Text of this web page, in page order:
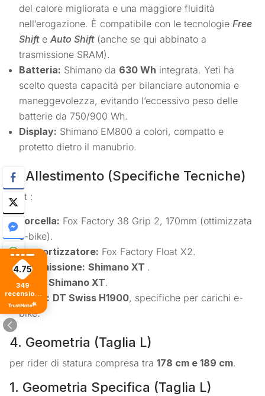
del calore migliorata e una maggiore fluidità
nell’erogazione. È compatibile con le tecnologieFree
ShifteAuto Shift(anche se qui abbinato a
trasmissione SRAM).
Batteria: Shimano da 630 Wh integrata. Yeti ha
scelto questa capacità per bilanciare autonomia e
maneggevolezza, evitando l’eccessivo peso delle
batterie da 750/900 Wh.
Display: Shimano EM800 a colori, compatto e
protetto dietro il manubrio.
3. Allestimento (Specifiche Tecniche)
Il kit :
Forcella: Fox Factory 38 Grip 2, 170mm (ottimizzata
e-bike).
Ammortizzatore: Fox Factory Float X2.
Trasmissione: Shimano XT .
Freni:
Shimano XT.
Ruote: DT Swiss H1900, specifiche per carichi e-
bike.
4. Geometria (Taglia L)
per rider di statura compresa tra178 cm e 189 cm.
1. Geometria Specifica (Taglia L)
4.75
349
recensioni
di tutti i